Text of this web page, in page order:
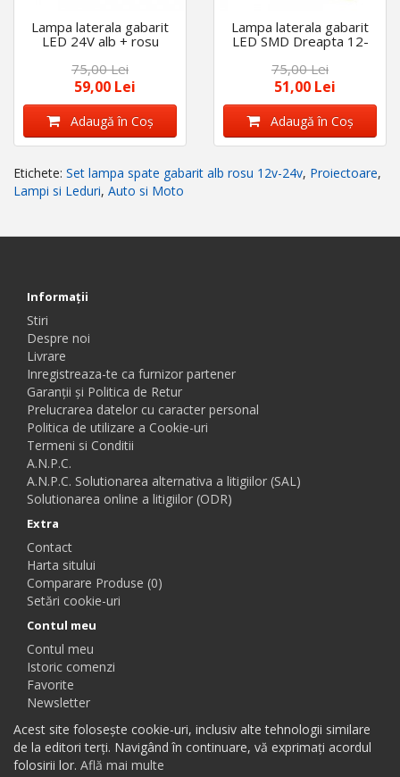
Lampa laterala gabarit
LED 24V alb + rosu
75,00 Lei
59,00 Lei
Adaugă în Coş
Lampa laterala gabarit
LED SMD Dreapta 12-
24V rosu+alb
75,00 Lei
51,00 Lei
Adaugă în Coş
Etichete: Set lampa spate gabarit alb rosu 12v-24v, Proiectoare,
Lampi si Leduri, Auto si Moto
Informaţii
Stiri
Despre noi
Livrare
Inregistreaza-te ca furnizor partener
Garanții și Politica de Retur
Prelucrarea datelor cu caracter personal
Politica de utilizare a Cookie-uri
Termeni si Conditii
A.N.P.C.
A.N.P.C. Solutionarea alternativa a litigiilor (SAL)
Solutionarea online a litigiilor (ODR)
Extra
Contact
Harta sitului
Comparare Produse (0)
Setări cookie-uri
Contul meu
Contul meu
Istoric comenzi
Favorite
Newsletter
Acest site folosește cookie-uri, inclusiv alte tehnologii similare
de la editori terți. Navigând în continuare, vă exprimați acordul
folosirii lor. Află mai multe